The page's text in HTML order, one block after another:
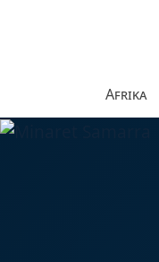
Afrika